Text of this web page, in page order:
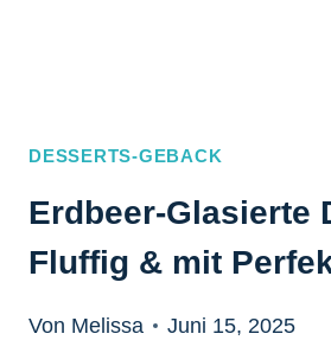
DESSERTS-GEBACK
Erdbeer-Glasierte
Fluffig & mit
Von Melissa Juni 15, 2025